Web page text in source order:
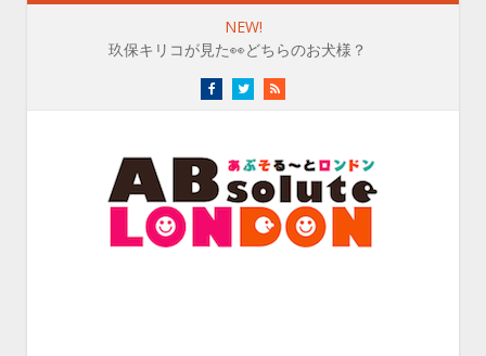
NEW!
FacebookTwitterRSS